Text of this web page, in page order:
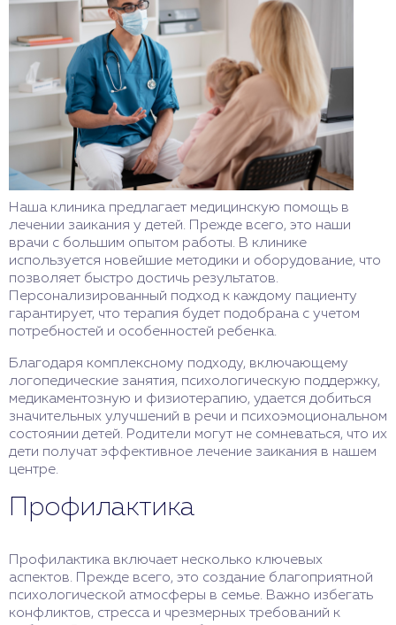
Наша клиника предлагает медицинскую помощь в
лечении заикания у детей. Прежде всего, это наши
врачи с большим опытом работы. В клинике
используется новейшие методики и оборудование, что
позволяет быстро достичь результатов.
Персонализированный подход к каждому пациенту
гарантирует, что терапия будет подобрана с учетом
потребностей и особенностей ребенка.
Благодаря комплексному подходу, включающему
логопедические занятия, психологическую поддержку,
медикаментозную и физиотерапию, удается добиться
значительных улучшений в речи и психоэмоциональном
состоянии детей. Родители могут не сомневаться, что их
дети получат эффективное лечение заикания в нашем
центре.
Профилактика
Профилактика включает несколько ключевых
аспектов. Прежде всего, это создание благоприятной
психологической атмосферы в семье. Важно избегать
конфликтов, стресса и чрезмерных требований к